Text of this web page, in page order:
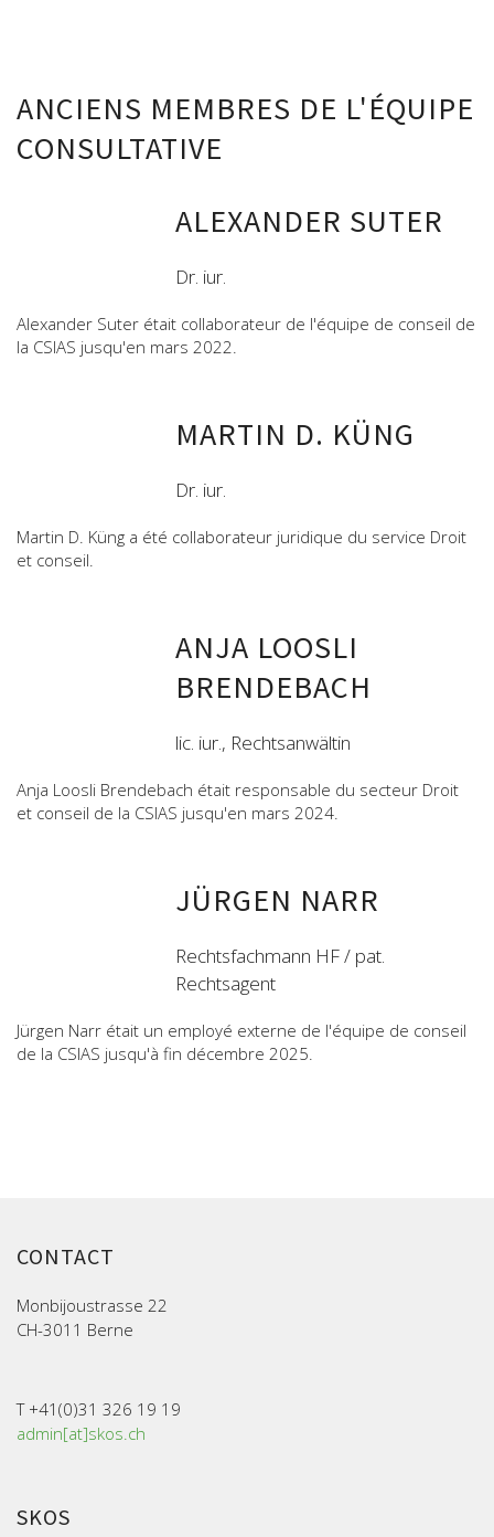
ANCIENS MEMBRES DE L'ÉQUIPE
CONSULTATIVE
ALEXANDER SUTER
Dr. iur.
Alexander Suter était collaborateur de l'équipe de conseil de
la CSIAS jusqu'en mars 2022.
MARTIN D. KÜNG
Dr. iur.
Martin D. Küng a été collaborateur juridique du service Droit
et conseil.
ANJA LOOSLI
BRENDEBACH
lic. iur., Rechtsanwältin
Anja Loosli Brendebach était responsable du secteur Droit
et conseil de la CSIAS jusqu'en mars 2024.
JÜRGEN NARR
Rechtsfachmann HF / pat.
Rechtsagent
Jürgen Narr était un employé externe de l'équipe de conseil
de la CSIAS jusqu'à fin décembre 2025.
CONTACT
Monbijoustrasse 22
CH-3011 Berne
T +41(0)31 326 19 19
admin[at]skos.ch
SKOS